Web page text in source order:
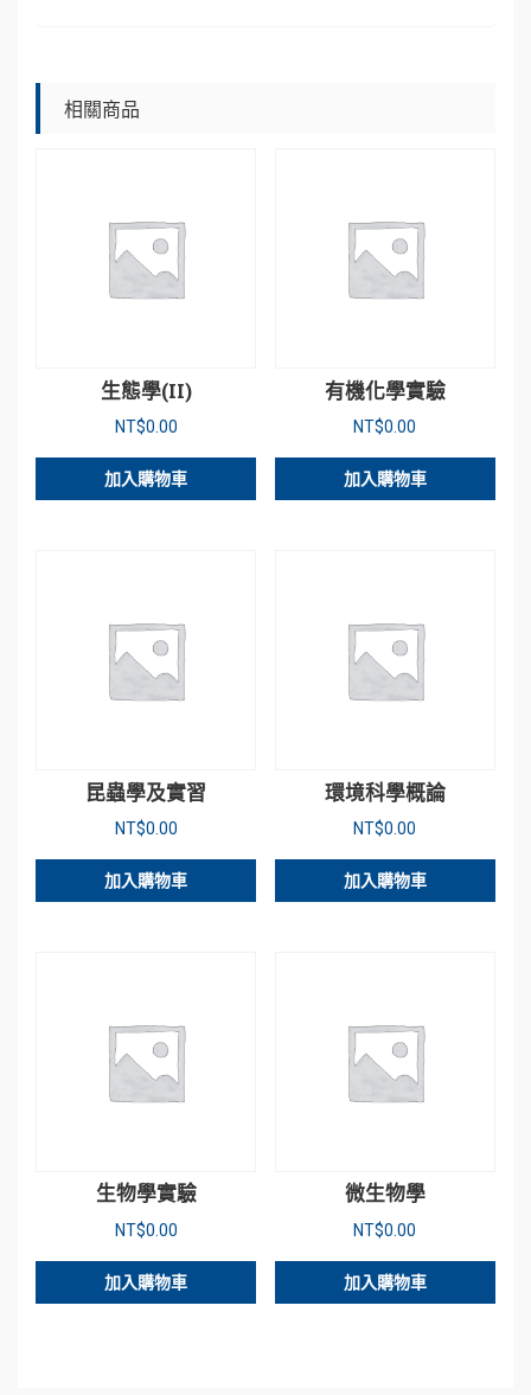
相關商品
生態學(II)
NT$0.00
加入購物車
有機化學實驗
NT$0.00
加入購物車
昆蟲學及實習
NT$0.00
加入購物車
環境科學概論
NT$0.00
加入購物車
生物學實驗
NT$0.00
加入購物車
微生物學
NT$0.00
加入購物車